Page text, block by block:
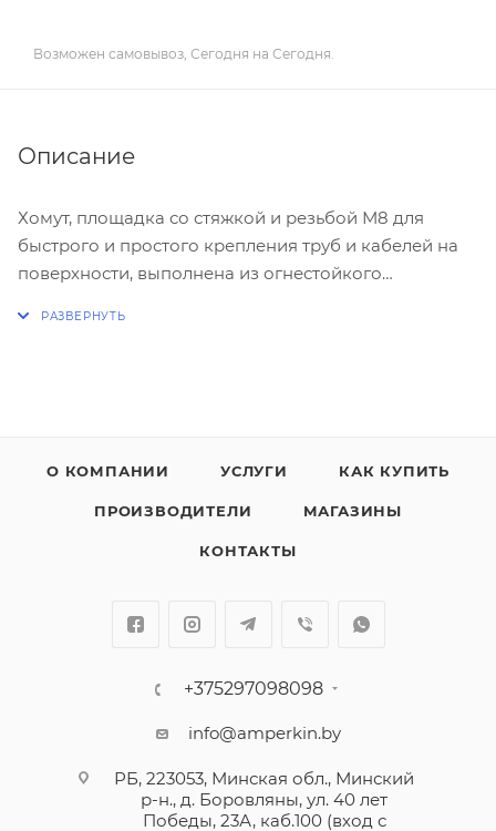
Возможен самовывоз, Сегодня на Сегодня.
Описание
Хомут, площадка со стяжкой и резьбой М8 для
быстрого и простого крепления труб и кабелей на
поверхности, выполнена из огнестойкого
О КОМПАНИИ УСЛУГИ КАК КУПИТЬ
ПРОИЗВОДИТЕЛИ МАГАЗИНЫ
КОНТАКТЫ
+375297098098
info@amperkin.by
РБ, 223053, Минская обл., Минский
р-н., д. Боровляны, ул. 40 лет
Победы, 23А, каб.100 (вход с